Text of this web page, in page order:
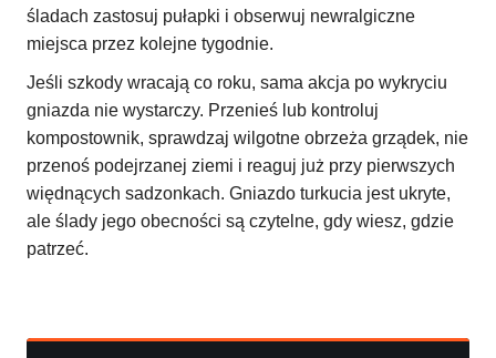
śladach zastosuj pułapki i obserwuj newralgiczne
miejsca przez kolejne tygodnie.
Jeśli szkody wracają co roku, sama akcja po wykryciu
gniazda nie wystarczy. Przenieś lub kontroluj
kompostownik, sprawdzaj wilgotne obrzeża grządek, nie
przenoś podejrzanej ziemi i reaguj już przy pierwszych
więdnących sadzonkach. Gniazdo turkucia jest ukryte,
ale ślady jego obecności są czytelne, gdy wiesz, gdzie
patrzeć.